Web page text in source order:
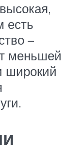
есть
–
меньшей
широкий